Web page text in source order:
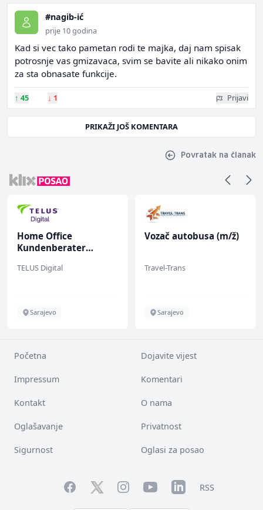
#nagib-ić
prije 10 godina
Kad si vec tako pametan rodi te majka, daj nam spisak
potrosnje vas gmizavaca, svim se bavite ali nikako onim
za sta obnasate funkcije.
↑ 45 ↓ 1 Prijavi
PRIKAŽI JOŠ KOMENTARA
Povratak na članak
Home Office
Kundenberater
renommiertes
TELUS Digital
Sarajevo
Vozač autobusa (m/ž)
Travel-Trans
Sarajevo
Početna Dojavite vijest
Impressum Komentari
Kontakt O nama
Oglašavanje Privatnost
Sigurnost Oglasi za posao
FacebookTwitterInstagramYouTubeLinkedInRSS